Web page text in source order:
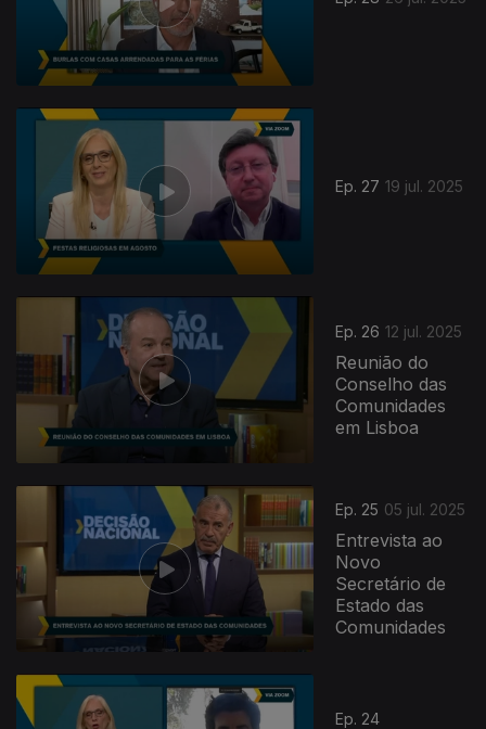
Ep. 27 19 jul. 2025
Ep. 26 12 jul. 2025
Reunião do
Conselho das
Comunidades
em Lisboa
Ep. 25 05 jul. 2025
Entrevista ao
Novo
Secretário de
Estado das
Comunidades
Ep. 24